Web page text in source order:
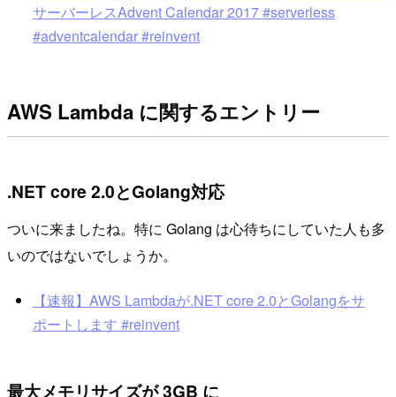
サーバーレスAdvent Calendar 2017 #serverless
#adventcalendar #reinvent
AWS Lambda に関するエントリー
.NET core 2.0とGolang対応
ついに来ましたね。特に Golang は心待ちにしていた人も多
いのではないでしょうか。
【速報】AWS Lambdaが.NET core 2.0とGolangをサ
ポートします #reinvent
最大メモリサイズが 3GB に